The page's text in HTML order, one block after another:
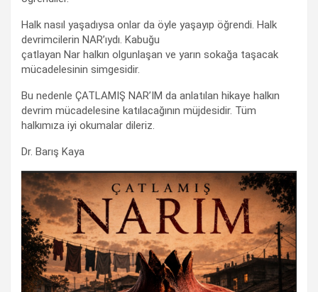
Halk nasıl yaşadıysa onlar da öyle yaşayıp öğrendi. Halk
devrimcilerin NAR’ıydı. Kabuğu
çatlayan Nar halkın olgunlaşan ve yarın sokağa taşacak
mücadelesinin simgesidir.
Bu nedenle ÇATLAMIŞ NAR’IM da anlatılan hikaye halkın
devrim mücadelesine katılacağının müjdesidir. Tüm
halkımıza iyi okumalar dileriz.
Dr. Barış Kaya